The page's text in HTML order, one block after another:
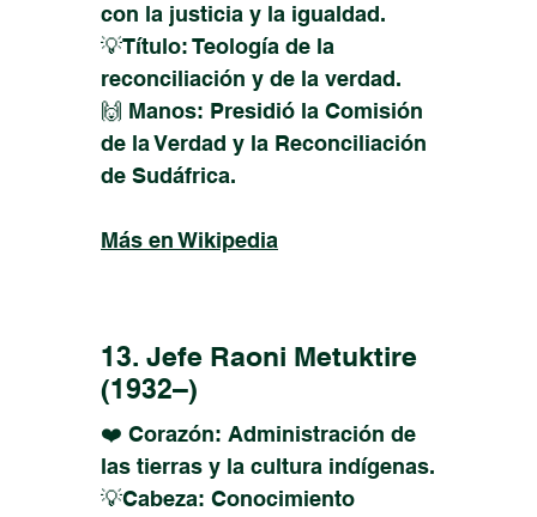
con la justicia y la igualdad.
💡Título: Teología de la
reconciliación y de la verdad.
🙌 Manos: Presidió la Comisión
de la Verdad y la Reconciliación
de Sudáfrica.
Más en Wikipedia
13. Jefe Raoni Metuktire
(1932–)
❤️ Corazón: Administración de
las tierras y la cultura indígenas.
💡Cabeza: Conocimiento